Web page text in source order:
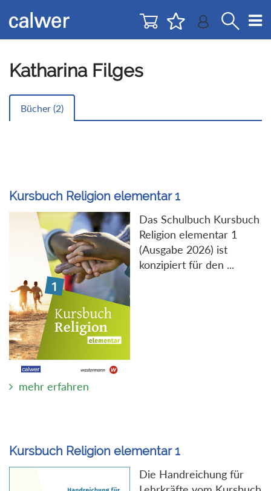
zur
Navigation
zum
Inhalt
Katharina Filges
Bücher (2)
Kursbuch Religion elementar 1
Das Schulbuch Kursbuch
Religion elementar 1
(Ausgabe 2026) ist
konzipiert für den ...
mehr erfahren
Kursbuch Religion elementar 1
Die Handreichung für